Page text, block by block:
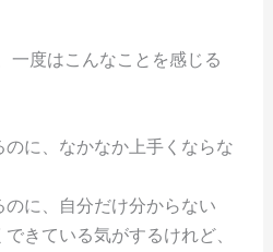
一度はこんなことを感じる
に、なかなか上手くならな
のに、自分だけ分からない
きている気がするけれど、